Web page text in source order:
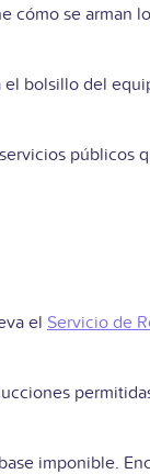
cómo se arman
bolsillo del
públicos
el Servicio de
imponible.